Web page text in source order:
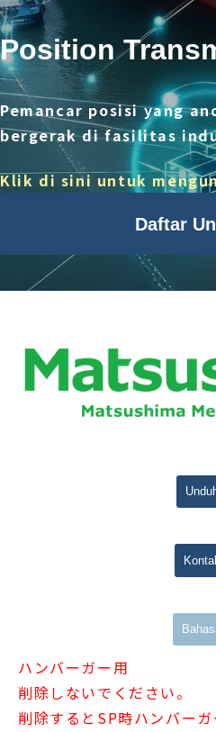
Position
Pemancar posisi yang
bergerak di fasilitas
Klik di sini untuk
Daftar
ハンバーガー用
削除しないでください。
削除するとSP時ハンバー